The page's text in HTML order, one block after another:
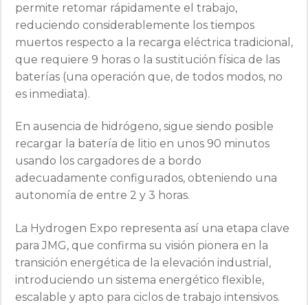
permite retomar rápidamente el trabajo,
reduciendo considerablemente los tiempos
muertos respecto a la recarga eléctrica tradicional,
que requiere 9 horas o la sustitución física de las
baterías (una operación que, de todos modos, no
es inmediata).
En ausencia de hidrógeno, sigue siendo posible
recargar la batería de litio en unos 90 minutos
usando los cargadores de a bordo
adecuadamente configurados, obteniendo una
autonomía de entre 2 y 3 horas.
La Hydrogen Expo representa así una etapa clave
para JMG, que confirma su visión pionera en la
transición energética de la elevación industrial,
introduciendo un sistema energético flexible,
escalable y apto para ciclos de trabajo intensivos.